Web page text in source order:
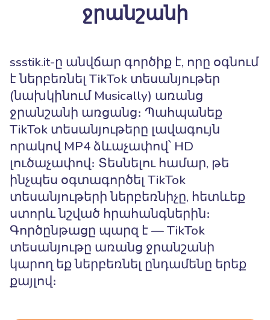
ջրանշանի
ssstik.it-ը անվճար գործիք է, որը օգնում
է ներբեռնել TikTok տեսանյութեր
(նախկինում Musically) առանց
ջրանշանի առցանց։ Պահպանեք
TikTok տեսանյութերը լավագույն
որակով MP4 ձևաչափով՝ HD
լուծաչափով։ Տեսնելու համար, թե
ինչպես օգտագործել TikTok
տեսանյութերի ներբեռնիչը, հետևեք
ստորև նշված հրահանգներին։
Գործընթացը պարզ է — TikTok
տեսանյութը առանց ջրանշանի
կարող եք ներբեռնել ընդամենը երեք
քայլով։